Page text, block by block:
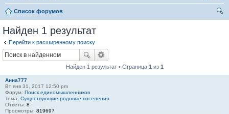
Список форумов
Найден 1 результат
Перейти к расширенному поиску
Найден 1 результат • Страница 1 из 1
Анна777
Вт янв 31, 2017 12:50 pm
Форум: Поиск единомышленников
Тема: Существующие родовые поселения
Ответы: 8
Просмотры: 819697